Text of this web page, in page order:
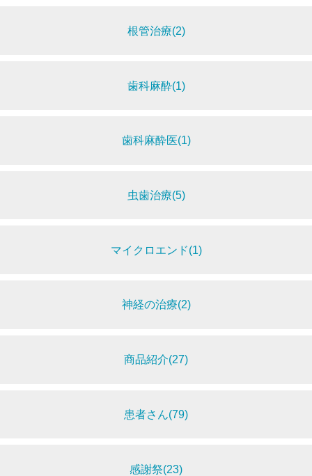
根管治療(2)
歯科麻酔(1)
歯科麻酔医(1)
虫歯治療(5)
マイクロエンド(1)
神経の治療(2)
商品紹介(27)
患者さん(79)
感謝祭(23)